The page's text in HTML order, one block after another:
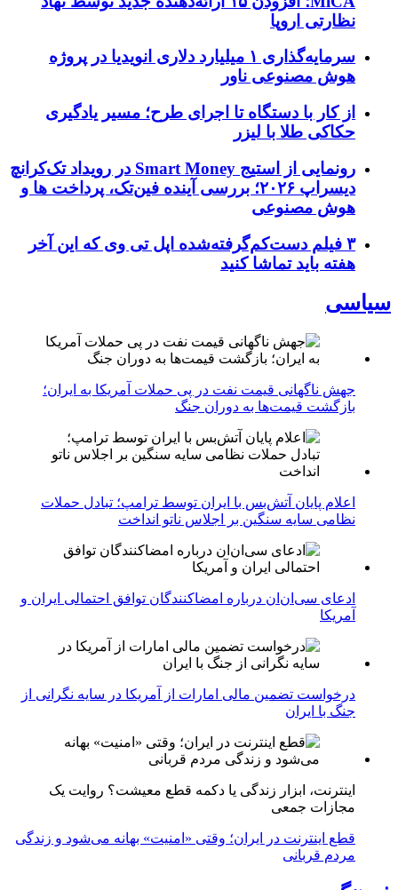
نظارتی اروپا
سرمایه‌گذاری ۱ میلیارد دلاری انویدیا در پروژه
هوش مصنوعی ناور
از کار با دستگاه تا اجرای طرح؛ مسیر یادگیری
حکاکی طلا با لیزر
رونمایی از استیج Smart Money در رویداد تک‌کرانچ
دیسراپ ۲۰۲۶؛ بررسی آینده فین‌تک، پرداخت‌ ها و
هوش مصنوعی
۳ فیلم دست‌کم‌گرفته‌شده اپل تی وی که این آخر
هفته باید تماشا کنید
سیاسی
جهش ناگهانی قیمت نفت در پی حملات آمریکا به ایران؛
بازگشت قیمت‌ها به دوران جنگ
اعلام پایان آتش‌بس با ایران توسط ترامپ؛ تبادل حملات
نظامی سایه سنگین بر اجلاس ناتو انداخت
ادعای سی‌ان‌ان درباره امضاکنندگان توافق احتمالی ایران و
آمریکا
درخواست تضمین مالی امارات از آمریکا در سایه نگرانی از
جنگ با ایران
اینترنت، ابزار زندگی یا دکمه قطع معیشت؟ روایت یک
مجازات جمعی
قطع اینترنت در ایران؛ وقتی «امنیت» بهانه می‌شود و زندگی
مردم قربانی